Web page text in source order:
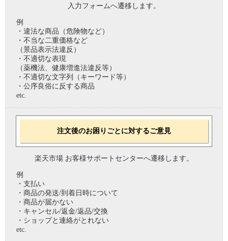
入力フォームへ遷移します。
例
・違法な商品（危険物など）
・不当な二重価格など
（景品表示法違反）
・不適切な表現
（薬機法、健康増進法違反等）
・不適切な文字列（キーワード等）
・公序良俗に反する商品
etc.
注文後のお困りごとに対するご意見
楽天市場 お客様サポートセンターへ遷移します。
例
・支払い
・商品の発送/到着日時について
・商品が届かない
・キャンセル/返金/返品/交換
・ショップと連絡がとれない
etc.